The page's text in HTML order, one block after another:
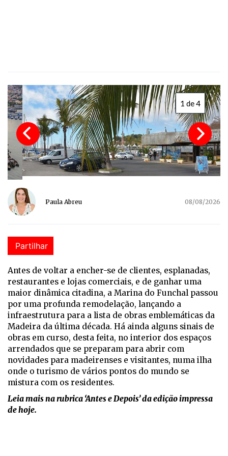
1 de 4
Paula Abreu 08/08/2026
Partilhar
Antes de voltar a encher-se de clientes, esplanadas,
restaurantes e lojas comerciais, e de ganhar uma
maior dinâmica citadina, a Marina do Funchal passou
por uma profunda remodelação, lançando a
infraestrutura para a lista de obras emblemáticas da
Madeira da última década. Há ainda alguns sinais de
obras em curso, desta feita, no interior dos espaços
arrendados que se preparam para abrir com
novidades para madeirenses e visitantes, numa ilha
onde o turismo de vários pontos do mundo se
mistura com os residentes.
Leia mais na rubrica ‘Antes e Depois’ da edição impressa
de hoje.